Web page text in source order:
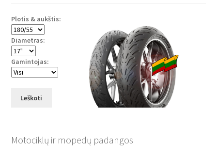
Plotis & aukštis:
Diametras:
Gamintojas:
Leškoti
Motociklų ir mopedų padangos